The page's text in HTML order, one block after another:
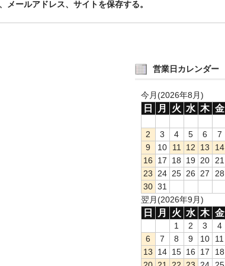
ールアドレス、サイトを保存する。
営業日カレンダー
今月(2026年8月)
日 月 火 水 木 金
2
3 4 5 6 7
9
10 11 12 13 14
16
17 18 19 20 21
23 24 25 26 27 28
30 31
翌月(2026年9月)
日 月 火 水 木 金
1 2 3 4
6
7 8 9 10 11
13
14 15 16 17 18